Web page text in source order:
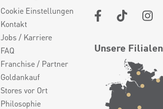
Cookie Einstellungen
Kontakt
Jobs / Karriere
FAQ
Franchise / Partner
Goldankauf
Stores vor Ort
Philosophie
Unsere Filialen